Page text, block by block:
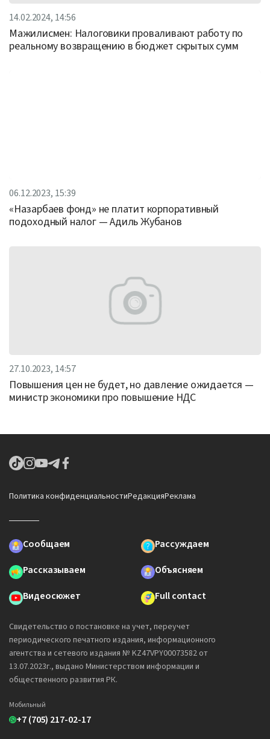
14.02.2024, 14:56
Мажилисмен: Налоговики проваливают работу по
реальному возвращению в бюджет скрытых сумм
06.12.2023, 15:39
«Назарбаев фонд» не платит корпоративный
подоходный налог — Адиль Жубанов
27.10.2023, 14:57
Повышения цен не будет, но давление ожидается —
министр экономики про повышение НДС
Политика конфиденциальностиРедакцияРеклама
Сообщаем
Рассуждаем
Рассказываем
Объясняем
Видеосюжет
Full contact
Свидетельство о постановке на учет, переучет
периодического печатного издания, информационного
агентства и сетевого издания № KZ47VPY00073582 от
13.07.2023г., выдано Министерством информации и
общественного развития РК.
Мобильный
+7 (705) 217-02-17